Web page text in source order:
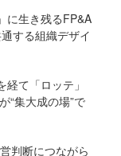
に生き残るFP&A
する組織デザイ
て「ロッテ」
“集大成の場”で
判断につながら